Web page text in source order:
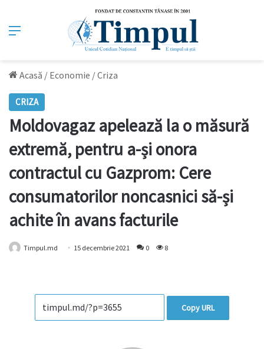
Meniu
Acasă / Economie /Criza
CRIZA
Moldovagaz apelează la o măsură
extremă, pentru a-și onora
contractul cu Gazprom: Cere
consumatorilor noncasnici să-și
achite în avans facturile
Timpul.md 15 decembrie 2021 0 8
Copy URL